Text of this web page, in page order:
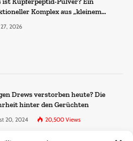
Komplex aus „kleinem
2026
Drews verstorben heute? Die
hinter den Gerüchten
20, 2024 20,500 Views